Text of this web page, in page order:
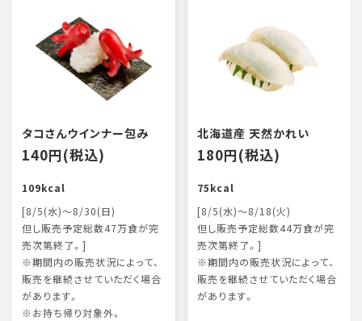
タコさんウインナー包み
140円(税込)
109kcal
[8/5(水)～8/30(日)
但し販売予定総数47万食が完
売次第終了。]
※期間内の販売状況によって、
販売を継続させていただく場合
があります。
※お持ち帰り対象外。
北海道産 天然かれい
180円(税込)
75kcal
[8/5(水)～8/18(火)
但し販売予定総数44万食が完
売次第終了。]
※期間内の販売状況によって、
販売を継続させていただく場合
があります。